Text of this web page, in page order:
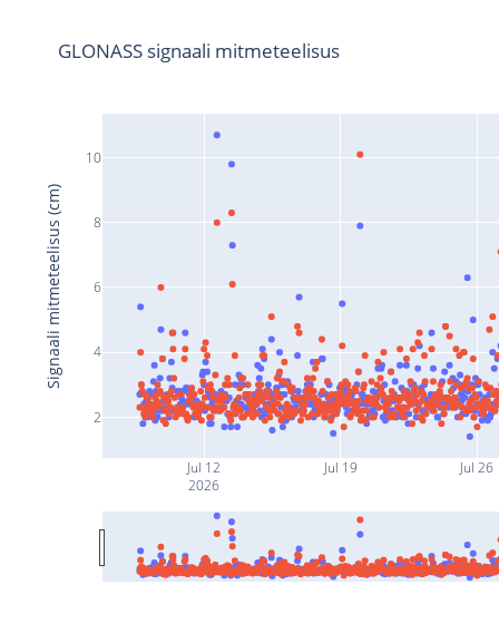
Jul 12
2026
Jul 19 Jul 26
2
4
6
8
10
GLONASS signaali mitmeteelisus
Signaali mitmeteelisus (cm)